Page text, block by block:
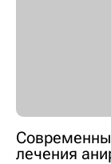
лечения